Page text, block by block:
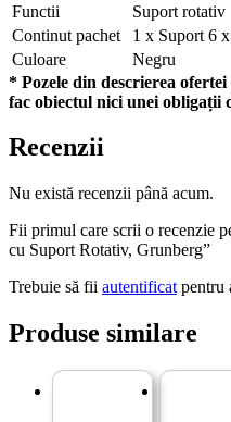
Functii
Suport rotativ
Continut pachet
1 x Suport 6
Culoare
Negru
* Pozele din descrierea
fac obiectul nici unei obligații
Recenzii
Nu există recenzii până acum.
Fii primul care scrii o recenzie
cu Suport Rotativ, Grunberg”
Trebuie să fii autentificat pentru
Produse similare